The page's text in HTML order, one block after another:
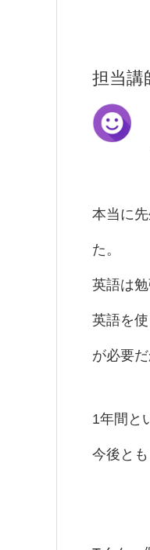
担当講
本当に
た。
英語は
英語を
が必要だ
1年間と
今後と